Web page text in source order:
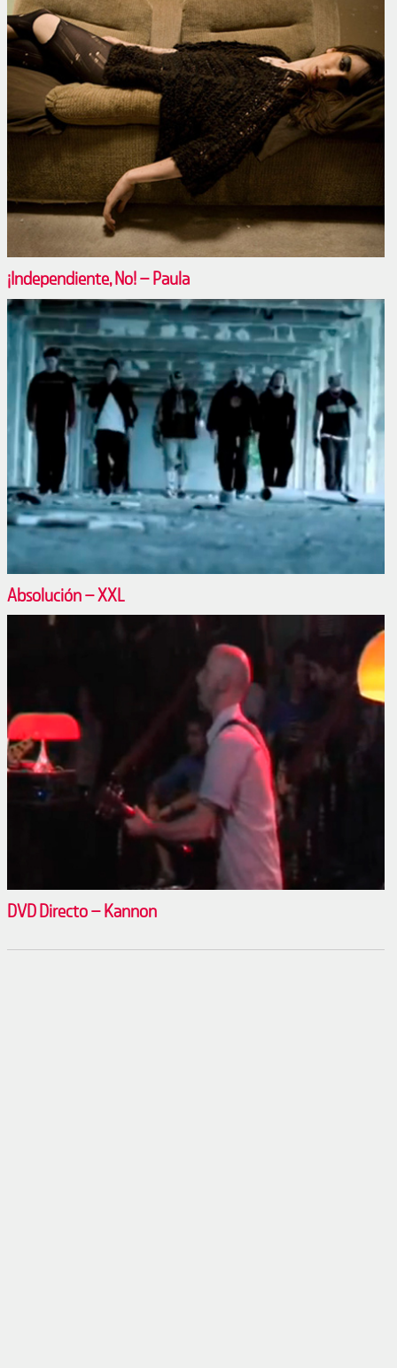
¡Independiente, No! – Paula
Absolución – XXL
DVD Directo – Kannon